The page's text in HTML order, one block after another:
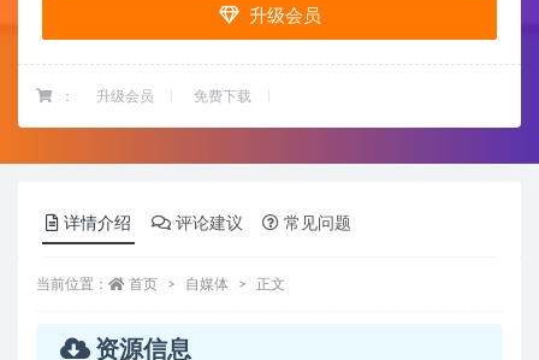
升级会员
： 升级会员 免费下载
详情介绍 评论建议 常见问题
当前位置： 首页 自媒体 正文
资源信息